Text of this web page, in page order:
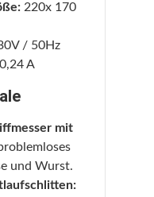
220x 170
/ 50Hz
A
mit
und Wurst.